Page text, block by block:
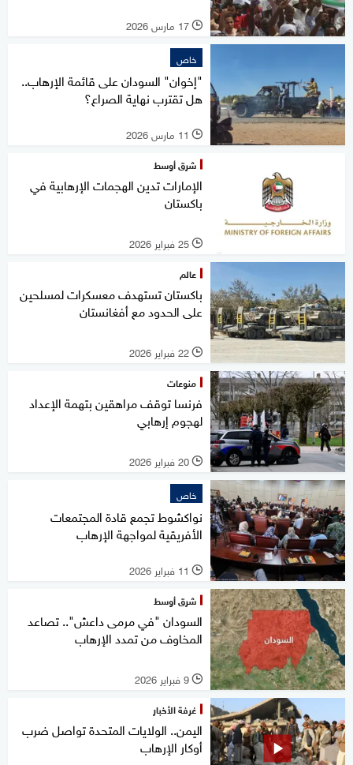
l 17 مارس 2026
خاص
"إخوان" السودان على قائمة الإرهاب..
هل تقترب نهاية الصراع؟
l 11 مارس 2026
شرق أوسط
الإمارات تدين الهجمات الإرهابية في
باكستان
l 25 فبراير 2026
عالم
باكستان تستهدف معسكرات لمسلحين
على الحدود مع أفغانستان
l 22 فبراير 2026
منوعات
فرنسا توقف مراهقين بتهمة الإعداد
لهجوم إرهابي
l 20 فبراير 2026
خاص
نواكشوط تجمع قادة المجتمعات
الأفريقية لمواجهة الإرهاب
l 11 فبراير 2026
شرق أوسط
السودان "في مرمى داعش".. تصاعد
المخاوف من تمدد الإرهاب
l 9 فبراير 2026
غرفة الأخبار
اليمن.. الولايات المتحدة تواصل ضرب
أوكار الإرهاب